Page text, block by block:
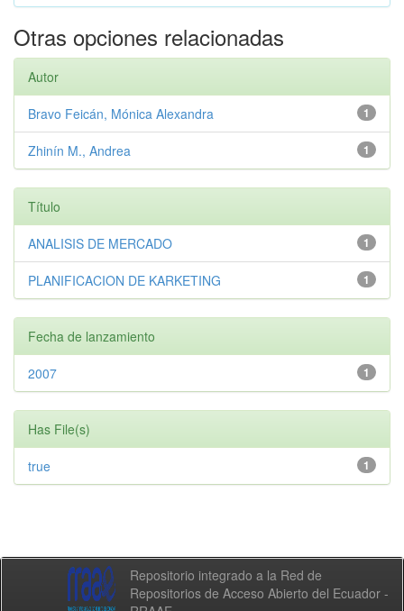
Otras opciones relacionadas
Autor
1
Bravo Feicán, Mónica Alexandra
1
Zhinín M., Andrea
Título
1
ANALISIS DE MERCADO
1
PLANIFICACION DE KARKETING
Fecha de lanzamiento
1
2007
Has File(s)
1
true
Repositorio integrado a la Red de
Repositorios de Acceso Abierto del Ecuador -